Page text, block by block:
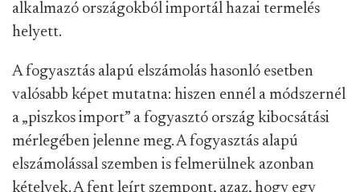
alkalmazó országokból importál hazai termelés
helyett.
A fogyasztás alapú elszámolás hasonló esetben
valósabb képet mutatna: hiszen ennél a módszernél
a „piszkos import” a fogyasztó ország kibocsátási
mérlegében jelenne meg. A fogyasztás alapú
elszámolással szemben is felmerülnek azonban
kételyek. A fent leírt szempont, azaz, hogy egy